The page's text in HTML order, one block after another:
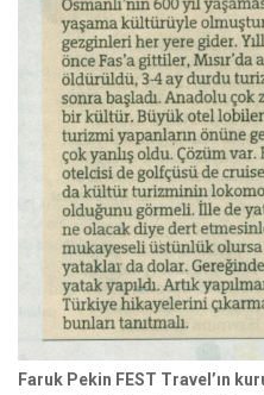
Faruk Pekin FEST Travel’ın